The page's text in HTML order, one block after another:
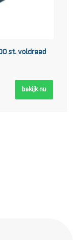
st. voldraad
bekijk nu